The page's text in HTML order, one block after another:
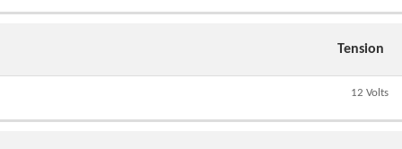
Tension
12 Volts